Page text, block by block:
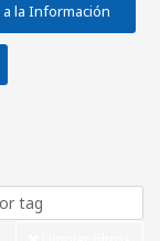
a la Información
tag